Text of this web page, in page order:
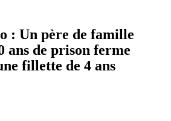
: Un père de famille
ans de prison ferme
fillette de 4 ans